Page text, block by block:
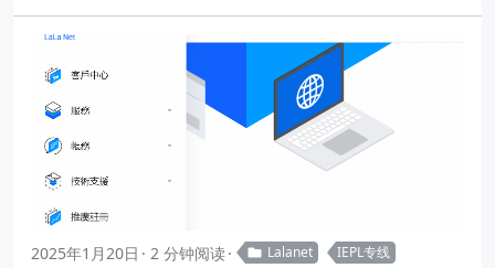
2025年1月20日 2 分钟阅读 Lalanet
IEPL专线